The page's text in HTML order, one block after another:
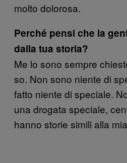
molto dolorosa.
Perché pensi che la
dalla tua storia?
Me lo sono sempre
so. Non sono niente di
fatto niente di speciale.
una drogata speciale,
hanno storie simili alla